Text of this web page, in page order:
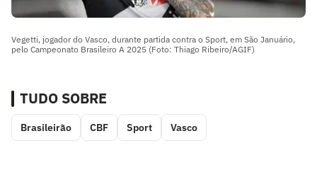
Vegetti, jogador do Vasco, durante partida contra o Sport, em São Januário,
pelo Campeonato Brasileiro A 2025 (Foto: Thiago Ribeiro/AGIF)
TUDO SOBRE
Brasileirão CBF Sport Vasco